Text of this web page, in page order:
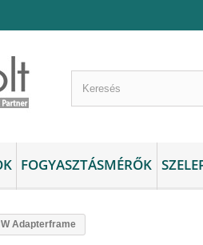
FOGYASZTÁSMÉRŐK
Adapterframe